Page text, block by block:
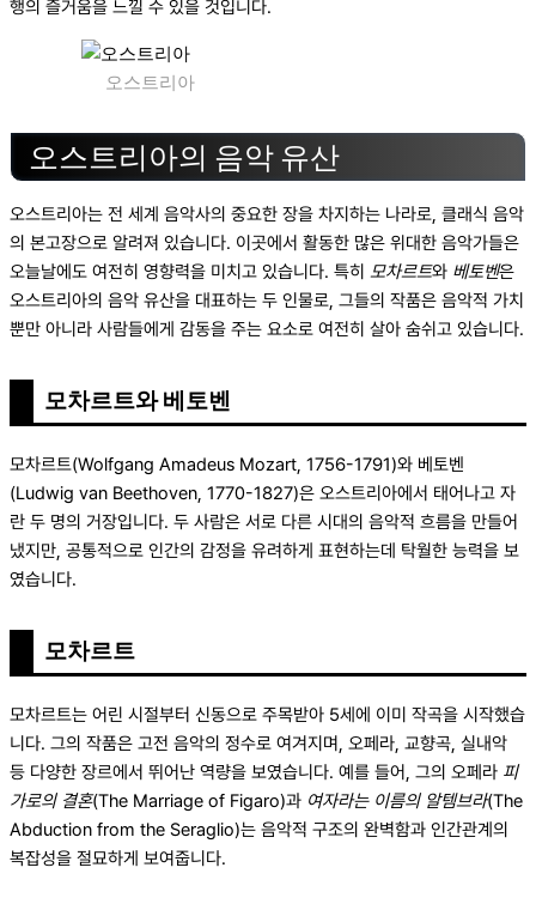
행의 즐거움을 느낄 수 있을 것입니다.
오스트리아
오스트리아의 음악 유산
오스트리아는 전 세계 음악사의 중요한 장을 차지하는 나라로, 클래식 음악
의 본고장으로 알려져 있습니다. 이곳에서 활동한 많은 위대한 음악가들은
오늘날에도 여전히 영향력을 미치고 있습니다. 특히 모차르트와 베토벤은
오스트리아의 음악 유산을 대표하는 두 인물로, 그들의 작품은 음악적 가치
뿐만 아니라 사람들에게 감동을 주는 요소로 여전히 살아 숨쉬고 있습니다.
모차르트와 베토벤
모차르트(Wolfgang Amadeus Mozart, 1756-1791)와 베토벤
(Ludwig van Beethoven, 1770-1827)은 오스트리아에서 태어나고 자
란 두 명의 거장입니다. 두 사람은 서로 다른 시대의 음악적 흐름을 만들어
냈지만, 공통적으로 인간의 감정을 유려하게 표현하는데 탁월한 능력을 보
였습니다.
모차르트
모차르트는 어린 시절부터 신동으로 주목받아 5세에 이미 작곡을 시작했습
니다. 그의 작품은 고전 음악의 정수로 여겨지며, 오페라, 교향곡, 실내악
등 다양한 장르에서 뛰어난 역량을 보였습니다. 예를 들어, 그의 오페라 피
가로의 결혼(The Marriage of Figaro)과 여자라는 이름의 알템브라(The
Abduction from the Seraglio)는 음악적 구조의 완벽함과 인간관계의
복잡성을 절묘하게 보여줍니다.